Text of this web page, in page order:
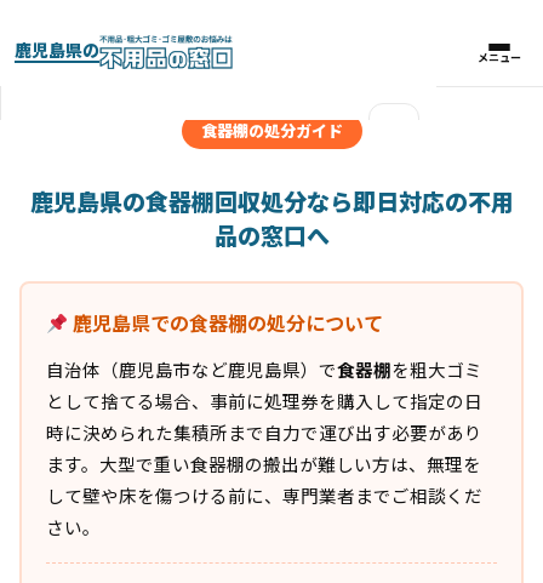
鹿児島県の メニュー
実績紹介
料金比較表
お客様の声
よくある質問
対応エリア
食器棚の処分ガイド
鹿児島県の食器棚回収処分なら即日対応の不用
品の窓口へ
鹿児島県での食器棚の処分について
自治体（鹿児島市など鹿児島県）で食器棚を粗大ゴミ
として捨てる場合、事前に処理券を購入して指定の日
時に決められた集積所まで自力で運び出す必要があり
ます。大型で重い食器棚の搬出が難しい方は、無理を
して壁や床を傷つける前に、専門業者までご相談くだ
さい。